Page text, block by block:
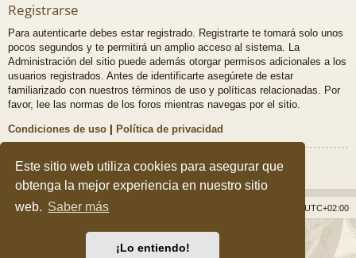
Este sitio web utiliza cookies para asegurar que
obtenga la mejor experiencia en nuestro sitio
web. Saber más
¡Lo entiendo!
Registrarse
Para autenticarte debes estar registrado. Registrarte te tomará solo unos
pocos segundos y te permitirá un amplio acceso al sistema. La
Administración del sitio puede además otorgar permisos adicionales a los
usuarios registrados. Antes de identificarte asegúrete de estar
familiarizado con nuestros términos de uso y políticas relacionadas. Por
favor, lee las normas de los foros mientras navegas por el sitio.
Condiciones de uso | Política de privacidad
Registrarse
Índice general UTC+02:00
Desarrollado porphpBB® Forum Software © phpBB Limited
Style porArty&